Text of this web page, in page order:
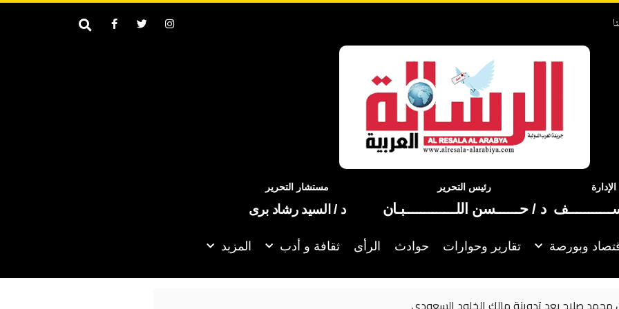
رئيس التحرير
د / حــــــسن اللـــــــــــــبـان
مستشار التحرير
د / السيد رشاد برى
وبورصة تقارير وحوارات حوادث الرأى ثقافة و أدب المزيد